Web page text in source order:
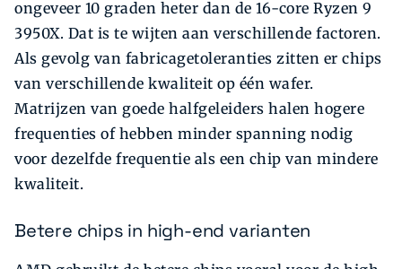
ongeveer 10 graden heter dan de 16-core Ryzen 9
3950X. Dat is te wijten aan verschillende factoren.
Als gevolg van fabricagetoleranties zitten er chips
van verschillende kwaliteit op één wafer.
Matrijzen van goede halfgeleiders halen hogere
frequenties of hebben minder spanning nodig
voor dezelfde frequentie als een chip van mindere
kwaliteit.
Betere chips in high-end varianten